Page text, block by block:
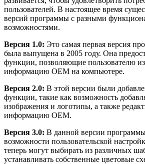
пользователей. В настоящее время
версий программы с разными
возможностями.
Версия 1.0: Это самая первая версия
была выпущена в 2005 году. Она
функции, позволяющие пользователю
информацию OEM на компьютере.
Версия 2.0: В этой версии были
функции, такие как возможность
изображения и логотипы, а также
информацию OEM.
Версия 3.0: В данной версии
возможности пользовательской
теперь могут выбирать из различных
устанавливать собственные цветовые